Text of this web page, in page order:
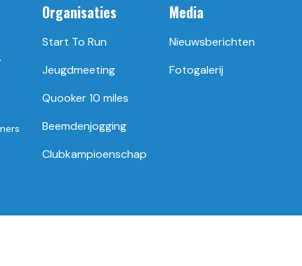
Organisaties
Start To Run
Jeugdmeeting
Quooker 10 miles
Beemdenjogging
Clubkampioenschap
Media
Nieuwsberichten
Fotogalerij